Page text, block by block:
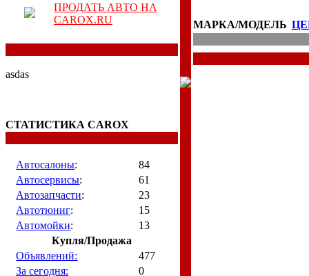
ПРОДАТЬ АВТО НА
CAROX.RU
asdas
СТАТИСТИКА CAROX
Автосалоны:
84
Автосервисы:
61
Автозапчасти:
23
Автотюниг:
15
Автомойки:
13
Купля/Продажа
Объявлений:
477
За сегодня:
0
МАРКА/МОДЕЛЬ